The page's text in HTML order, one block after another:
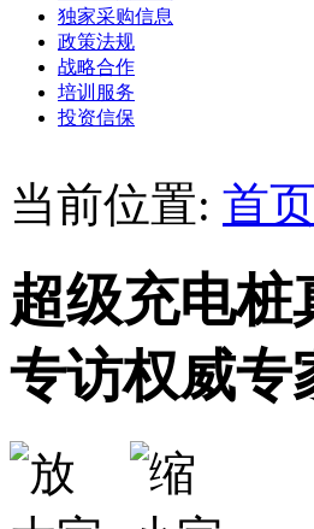
独家采购信息
政策法规
战略合作
培训服务
投资信保
当前位置: 首页
超级充电桩
专访权威专